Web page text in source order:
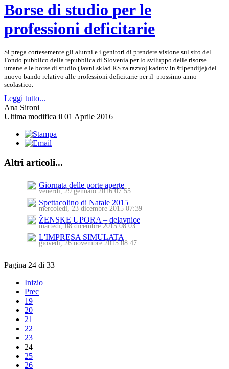
Borse di studio per le
professioni deficitarie
Si prega cortesemente gli alunni e i genitori di prendere visione sul sito del
Fondo pubblico della repubblica di Slovenia per lo sviluppo delle risorse
umane e le borse di studio (Javni sklad RS za razvoj kadrov in štipendije) del
nuovo bando relativo alle professioni deficitarie per il prossimo anno
scolastico.
Leggi tutto...
Ana Sironi
Ultima modifica il 01 Aprile 2016
Altri articoli...
Giornata delle porte aperte
venerdì, 29 gennaio 2016 07:55
Spettacolino di Natale 2015
mercoledì, 23 dicembre 2015 07:39
ŽENSKE UPORA – delavnice
martedì, 08 dicembre 2015 08:03
L'IMPRESA SIMULATA
giovedì, 26 novembre 2015 08:47
Pagina 24 di 33
Inizio
Prec
19
20
21
22
23
24
25
26